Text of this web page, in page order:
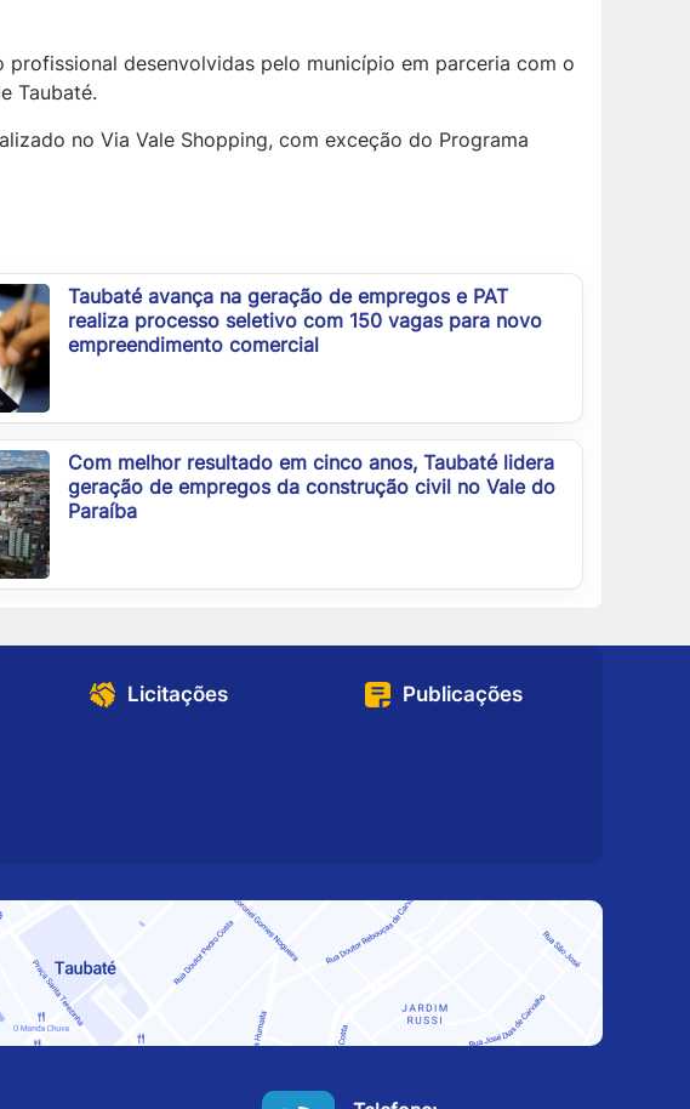
desenvolvidas pelo município em parceria com o
Taubaté.
no Via Vale Shopping, com exceção do Programa
Taubaté avança na geração de empregos e PAT
realiza processo seletivo com 150 vagas para novo
empreendimento comercial
Com melhor resultado em cinco anos, Taubaté lidera
geração de empregos da construção civil no Vale do
Paraíba
Licitações Publicações